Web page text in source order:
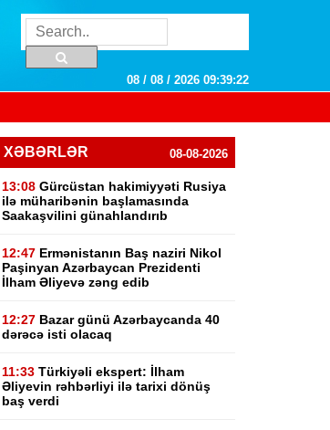
08 / 08 / 2026 09:39:23
XƏBƏRLƏR 08-08-2026
13:08 Gürcüstan hakimiyyəti Rusiya
ilə müharibənin başlamasında
Saakaşvilini günahlandırıb
12:47 Ermənistanın Baş naziri Nikol
Paşinyan Azərbaycan Prezidenti
İlham Əliyevə zəng edib
12:27 Bazar günü Azərbaycanda 40
dərəcə isti olacaq
11:33 Türkiyəli ekspert: İlham
Əliyevin rəhbərliyi ilə tarixi dönüş
baş verdi